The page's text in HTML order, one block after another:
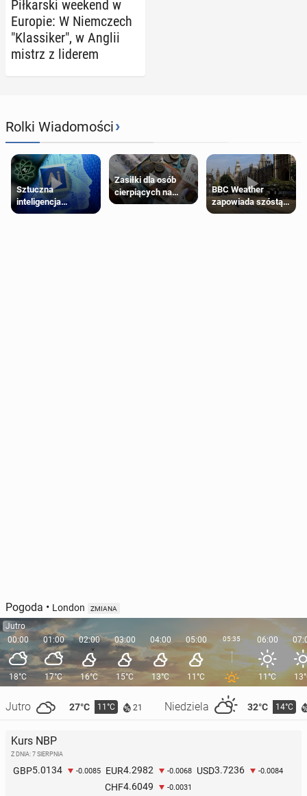
Pił­kar­ski weekend w
Europie: W Niem­czech
"Klas­si­ker", w Anglii
mistrz z liderem
Rolki Wiadomości›
Sztuczna
inteligencja
próbowała oszukać
Zasiłki dla osób
cierpiących na
schorzenia
BBC Weather
zapowiada szóstą
falę upałów w
Pogoda • London ZMIANA
Jutro
00:00
18°C
Jutro 27°C 11°C 21 Niedziela 32°C 14°C
01:00
17°C
02:00
16°C
03:00
15°C
04:00
13°C
05:00
11°C
05:35 06:00
11°C
Kurs NBP
Z DNIA: 7 SIERPNIA
GBP5.0134 -0.0085 EUR4.2982 -0.0068 USD3.7236 -0.0084
CHF4.6049 -0.0031